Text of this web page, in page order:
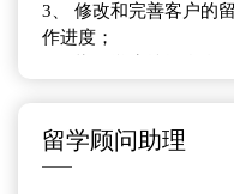
3、 修改和完善客户的
作进度；
请配合， 保证学生留学
6、 积极跟进签证环节
留学顾问助理